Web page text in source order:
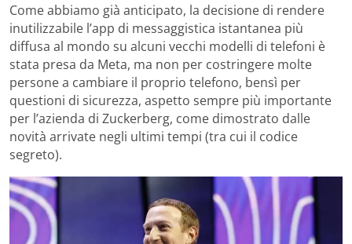
Come abbiamo già anticipato, la decisione di rendere
inutilizzabile l’app di messaggistica istantanea più
diffusa al mondo su alcuni vecchi modelli di telefoni è
stata presa da Meta, ma non per costringere molte
persone a cambiare il proprio telefono, bensì per
questioni di sicurezza, aspetto sempre più importante
per l’azienda di Zuckerberg, come dimostrato dalle
novità arrivate negli ultimi tempi (tra cui il codice
segreto).